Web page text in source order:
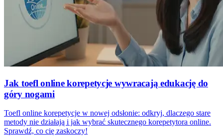
Jak toefl online korepetycje wywracają edukację do
góry nogami
Toefl online korepetycje w nowej odsłonie: odkryj, dlaczego stare
metody nie działają i jak wybrać skutecznego korepetytora online.
Sprawdź, co cię zaskoczy!